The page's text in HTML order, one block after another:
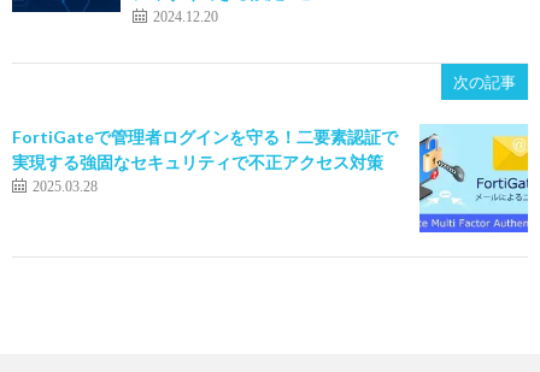
2024.12.20
次の記事
FortiGateで管理者ログインを守る！二要素認証で
実現する強固なセキュリティで不正アクセス対策
2025.03.28